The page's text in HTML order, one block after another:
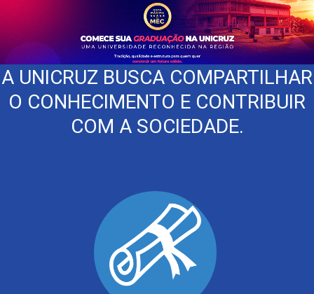
A UNICRUZ BUSCA COMPARTILHAR
O CONHECIMENTO E CONTRIBUIR
COM A SOCIEDADE.